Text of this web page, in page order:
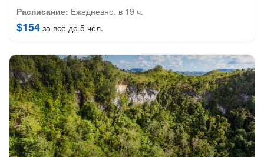
Расписание: Ежедневно. в 19 ч.
$154 за всё до 5 чел.